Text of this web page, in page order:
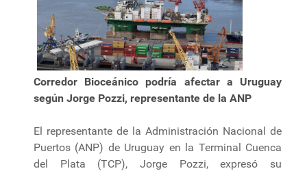
Corredor Bioceánico podría afectar a Uruguay
según Jorge Pozzi, representante de la ANP
El representante de la Administración Nacional de
Puertos (ANP) de Uruguay en la Terminal Cuenca
del Plata (TCP), Jorge Pozzi, expresó su